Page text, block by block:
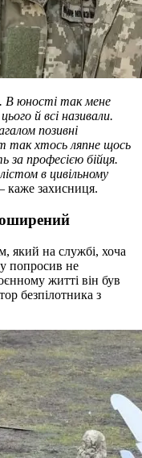
В юності так мене
й всі називали.
позивні
так хтось ляпне щось
за професією бійця.
в цивільному
каже захисниця.
який на службі, хоча
попросив не
житті він був
безпілотника з